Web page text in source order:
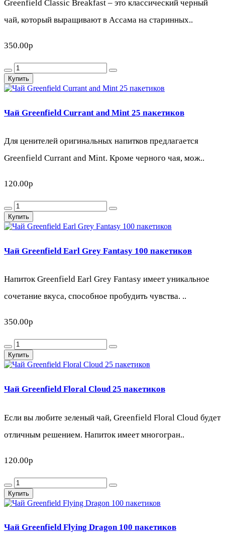
Greenfield Classic Breakfast – это классический черный
чай, который выращивают в Ассама на старинных..
350.00р
Купить
Чай Greenfield Currant and Mint 25 пакетиков
Для ценителей оригинальных напитков предлагается
Greenfield Currant and Mint. Кроме черного чая, мож..
120.00р
Купить
Чай Greenfield Earl Grey Fantasy 100 пакетиков
Напиток Greenfield Earl Grey Fantasy имеет уникальное
сочетание вкуса, способное пробудить чувства. ..
350.00р
Купить
Чай Greenfield Floral Cloud 25 пакетиков
Если вы любите зеленый чай, Greenfield Floral Cloud будет
отличным решением. Напиток имеет многогран..
120.00р
Купить
Чай Greenfield Flying Dragon 100 пакетиков